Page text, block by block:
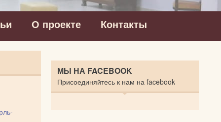
О проекте Контакты
МЫ НА FACEBOOK
Присоединяйтесь к нам на facebook